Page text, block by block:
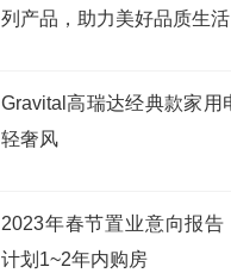
列产品，助力美好品质生活
Gravital高瑞达经典款家用
轻奢风
2023年春节置业意向报告
计划1~2年内购房